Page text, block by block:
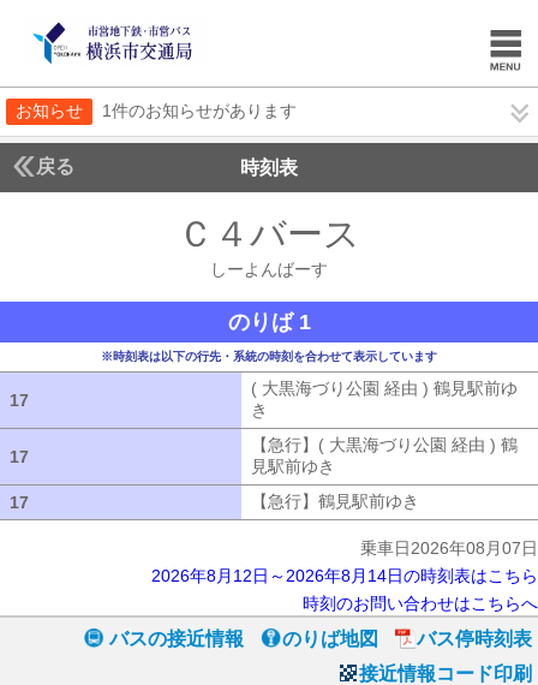
お知らせ 1件のお知らせがあります
戻る 時刻表
Ｃ４バース
しーよんばーす
のりば 1
※時刻表は以下の行先・系統の時刻を合わせて表示しています
17
( 大黒海づり公園 経由 ) 鶴見駅前ゆ
き
17
【急行】( 大黒海づり公園 経由 ) 鶴
見駅前ゆき
17
【急行】鶴見駅前ゆき
乗車日2026年08月07日
2026年8月12日～2026年8月14日の時刻表はこちら
時刻のお問い合わせはこちらへ
バスの接近情報 のりば地図
バス停時刻表
接近情報コード印刷